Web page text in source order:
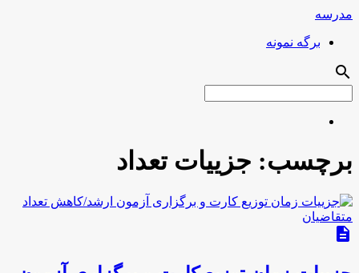
مدرسه
برگه نمونه
search
برچسب: جزییات تعداد
description